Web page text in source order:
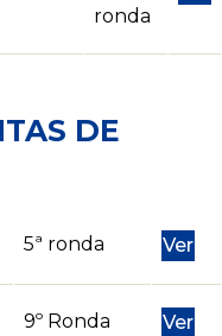
ronda
DE
5ª ronda Ver
9º Ronda Ver